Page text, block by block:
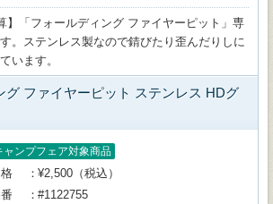
】「フォールディング ファイヤーピット」専
。ステンレス製なので錆びたり歪んだりしに
います。
グ ファイヤーピット ステンレス HDグ
ャンプフェア対象商品
¥2,500（税込）
#1122755